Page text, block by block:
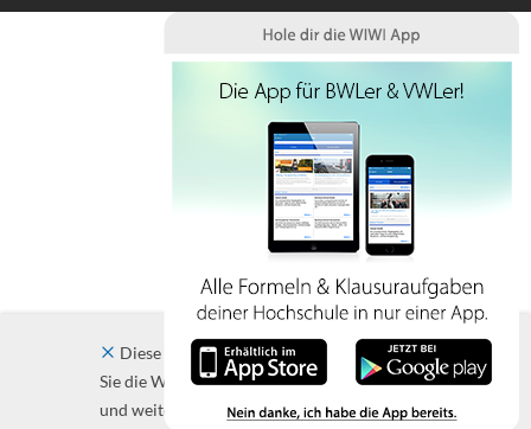
Diese Website verwendet Cookies. Indem
Sie die Website und ihre Angebote nutzen
und weiter navigieren, akzeptieren Sie diese